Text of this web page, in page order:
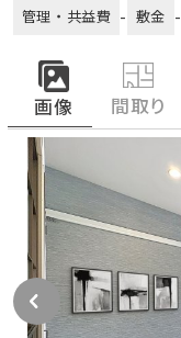
管理・共益費 - 敷金 -
画像 間取り